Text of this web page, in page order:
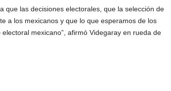
que las decisiones electorales, que la selección de
a los mexicanos y que lo que esperamos de los
mexicano”, afirmó Videgaray en rueda de